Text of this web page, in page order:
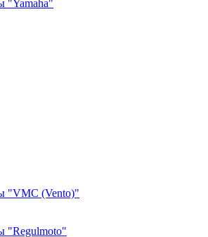
"Yamaha"
"VMC (Vento)"
"Regulmoto"